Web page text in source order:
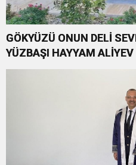
GÖKYÜZÜ ONUN DELİ
YÜZBAŞI HAYYAM ALİYEV